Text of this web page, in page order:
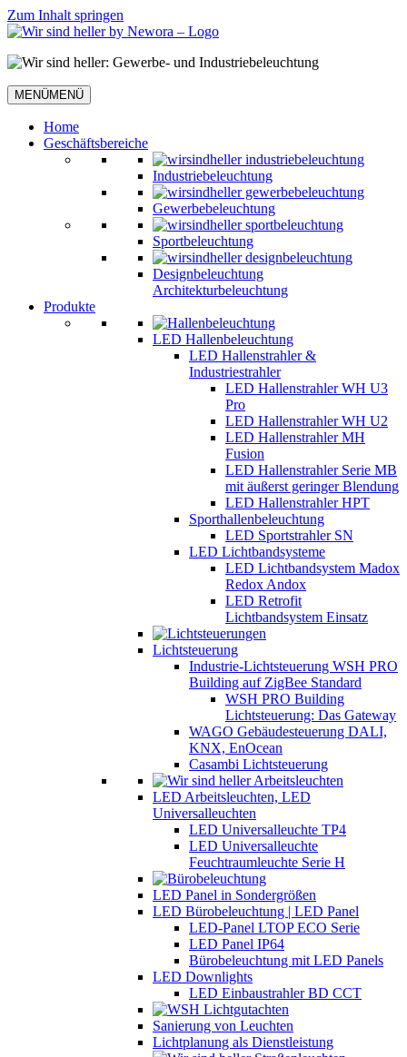
Zum Inhalt springen
MENÜMENÜ
Home
Geschäftsbereiche
Industriebeleuchtung
Gewerbebeleuchtung
Sportbeleuchtung
Designbeleuchtung
Architekturbeleuchtung
Produkte
LED Hallenbeleuchtung
LED Hallenstrahler &
Industriestrahler
LED Hallenstrahler WH U3
Pro
LED Hallenstrahler WH U2
LED Hallenstrahler MH
Fusion
LED Hallenstrahler Serie MB
mit äußerst geringer Blendung
LED Hallenstrahler HPT
Sporthallenbeleuchtung
LED Sportstrahler SN
LED Lichtbandsysteme
LED Lichtbandsystem Madox
Redox Andox
LED Retrofit
Lichtbandsystem Einsatz
Lichtsteuerung
Industrie-Lichtsteuerung WSH PRO
Building auf ZigBee Standard
WSH PRO Building
Lichtsteuerung: Das Gateway
WAGO Gebäudesteuerung DALI,
KNX, EnOcean
Casambi Lichtsteuerung
LED Arbeitsleuchten, LED
Universalleuchten
LED Universalleuchte TP4
LED Universalleuchte
Feuchtraumleuchte Serie H
LED Panel in Sondergrößen
LED Bürobeleuchtung | LED Panel
LED-Panel LTOP ECO Serie
LED Panel IP64
Bürobeleuchtung mit LED Panels
LED Downlights
LED Einbaustrahler BD CCT
Sanierung von Leuchten
Lichtplanung als Dienstleistung